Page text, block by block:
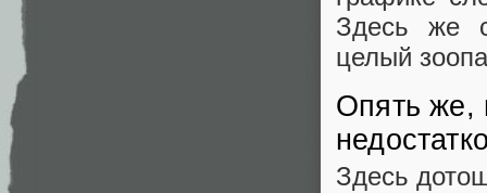
Здесь же
целый
Опять же,
Здесь